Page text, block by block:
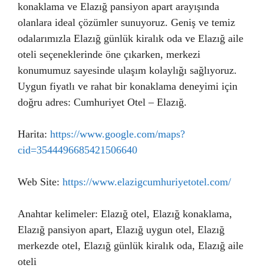
konaklama ve Elazığ pansiyon apart arayışında
olanlara ideal çözümler sunuyoruz. Geniş ve temiz
odalarımızla Elazığ günlük kiralık oda ve Elazığ aile
oteli seçeneklerinde öne çıkarken, merkezi
konumumuz sayesinde ulaşım kolaylığı sağlıyoruz.
Uygun fiyatlı ve rahat bir konaklama deneyimi için
doğru adres: Cumhuriyet Otel – Elazığ.
Harita: https://www.google.com/maps?
cid=3544496685421506640
Web Site: https://www.elazigcumhuriyetotel.com/
Anahtar kelimeler: Elazığ otel, Elazığ konaklama,
Elazığ pansiyon apart, Elazığ uygun otel, Elazığ
merkezde otel, Elazığ günlük kiralık oda, Elazığ aile
oteli